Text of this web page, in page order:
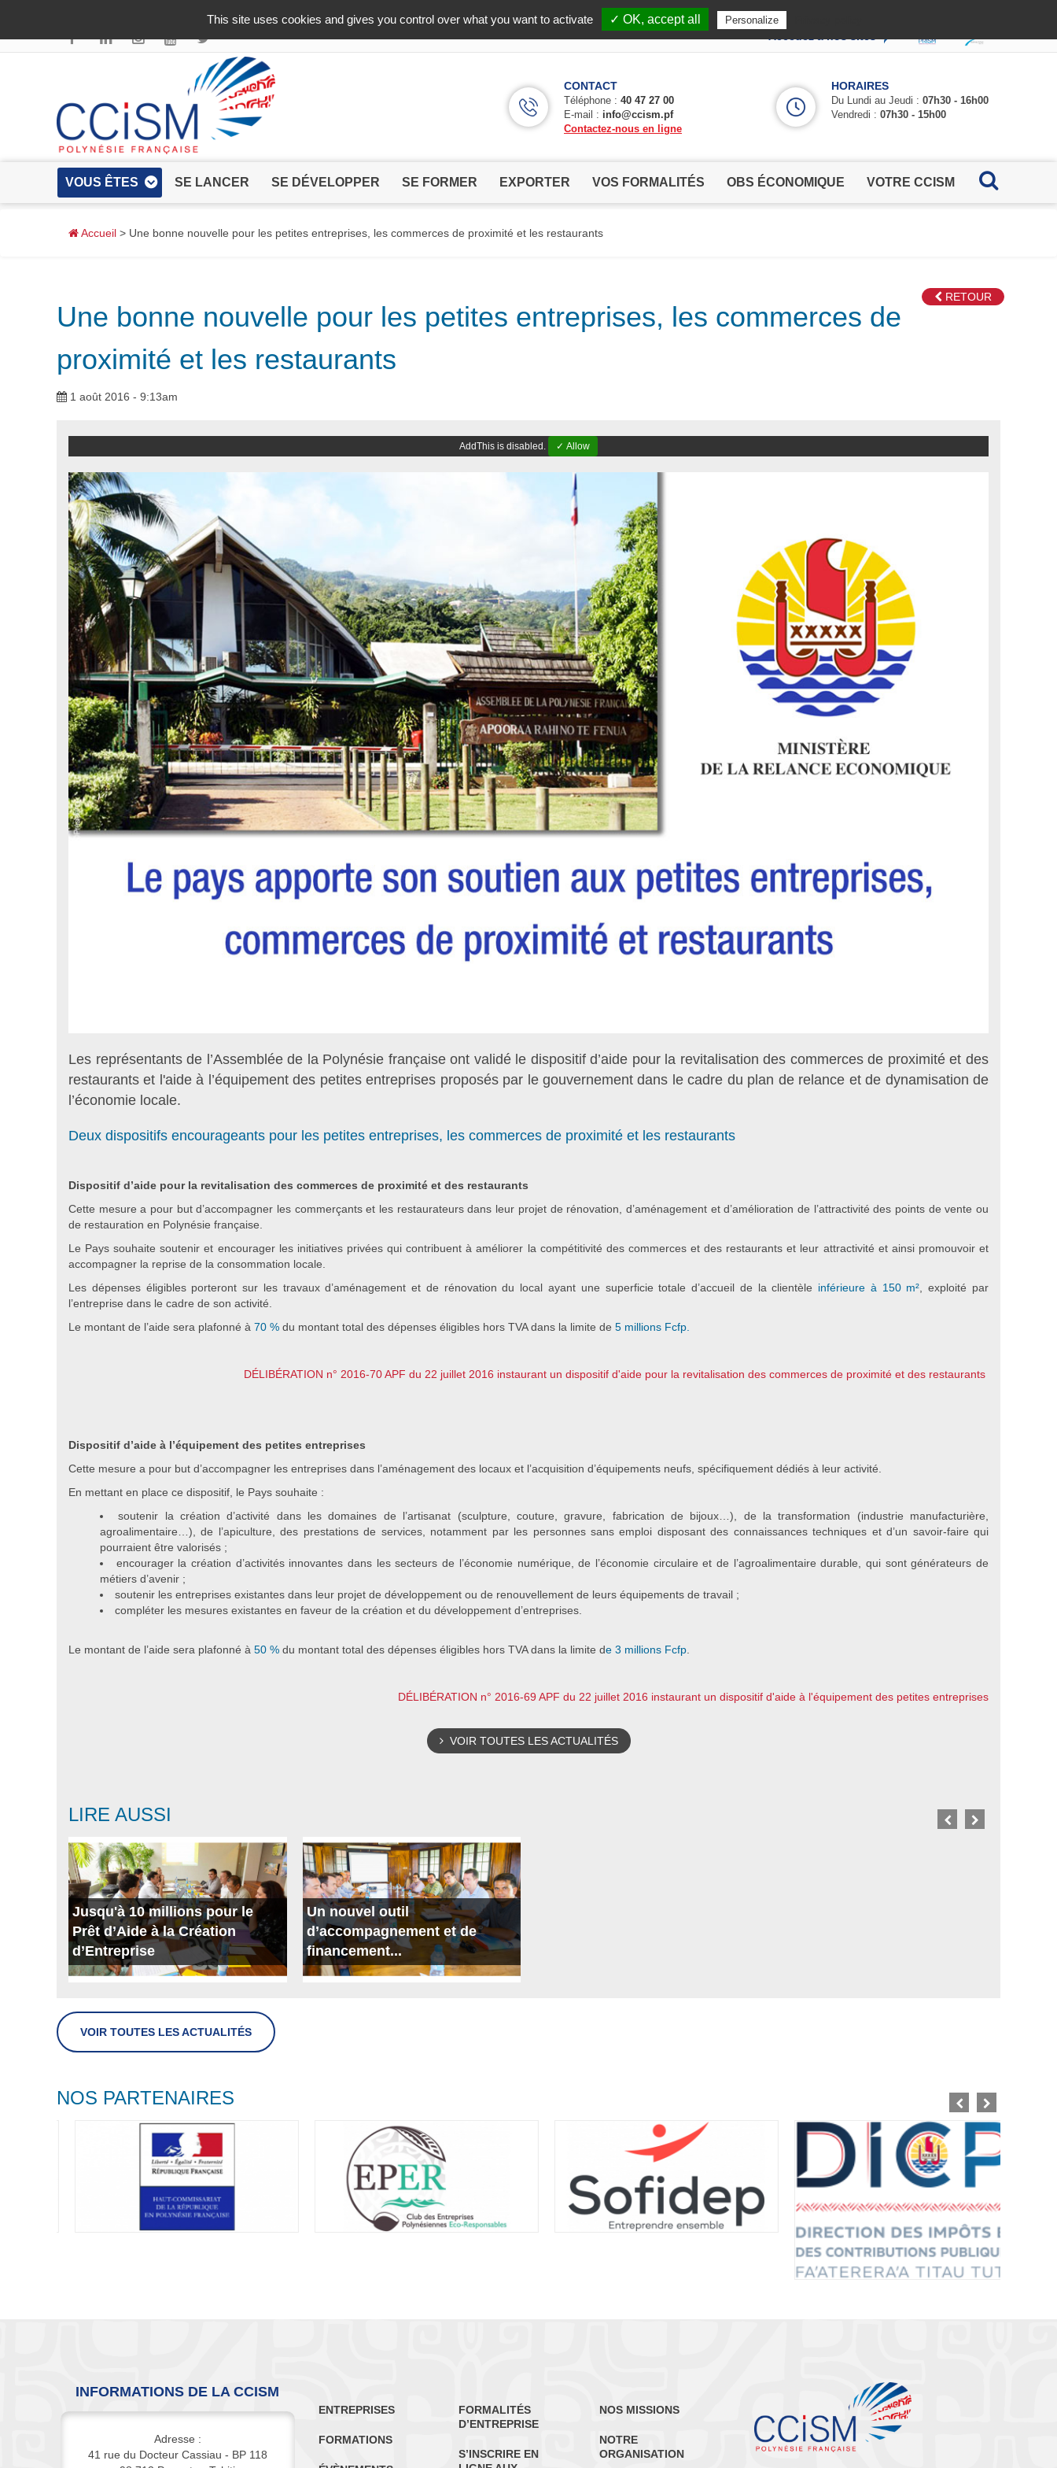
✓ Allow
CONTACT
Téléphone : 40 47 27 00
E-mail : info@ccism.pf
Contactez-nous en ligne
HORAIRES
Du Lundi au Jeudi : 07h30 - 16h00
Vendredi : 07h30 - 15h00
VOUS ÊTES SE LANCER SE DÉVELOPPER SE FORMER EXPORTER VOS FORMALITÉS OBS ÉCONOMIQUE VOTRE CCISM
Accueil > Une bonne nouvelle pour les petites entreprises, les commerces de proximité et les restaurants
RETOUR
Une bonne nouvelle pour les petites entreprises, les commerces de
proximité et les restaurants
1 août 2016 - 9:13am
AddThis is disabled. ✓ Allow
Les représentants de l’Assemblée de la Polynésie française ont validé le dispositif d’aide pour la revitalisation des commerces de proximité et des
restaurants et l'aide à l’équipement des petites entreprises proposés par le gouvernement dans le cadre du plan de relance et de dynamisation de
l’économie locale.
Deux dispositifs encourageants pour les petites entreprises, les commerces de proximité et les restaurants
Dispositif d’aide pour la revitalisation des commerces de proximité et des restaurants
Cette mesure a pour but d’accompagner les commerçants et les restaurateurs dans leur projet de rénovation, d’aménagement et d’amélioration de l’attractivité des points de vente ou
de restauration en Polynésie française.
Le Pays souhaite soutenir et encourager les initiatives privées qui contribuent à améliorer la compétitivité des commerces et des restaurants et leur attractivité et ainsi promouvoir et
accompagner la reprise de la consommation locale.
Les dépenses éligibles porteront sur les travaux d’aménagement et de rénovation du local ayant une superficie totale d’accueil de la clientèle inférieure à 150 m² , exploité par
l’entreprise dans le cadre de son activité.
Le montant de l’aide sera plafonné à 70 % du montant total des dépenses éligibles hors TVA dans la limite de 5 millions Fcfp.
DÉLIBÉRATION n° 2016-70 APF du 22 juillet 2016 instaurant un dispositif d'aide pour la revitalisation des commerces de proximité et des restaurants
Dispositif d’aide à l’équipement des petites entreprises
Cette mesure a pour but d’accompagner les entreprises dans l’aménagement des locaux et l’acquisition d’équipements neufs, spécifiquement dédiés à leur activité.
En mettant en place ce dispositif, le Pays souhaite :
soutenir la création d’activité dans les domaines de l’artisanat (sculpture, couture, gravure, fabrication de bijoux…), de la transformation (industrie manufacturière,
agroalimentaire…), de l’apiculture, des prestations de services, notamment par les personnes sans emploi disposant des connaissances techniques et d’un savoir-faire qui
pourraient être valorisés ;
encourager la création d’activités innovantes dans les secteurs de l’économie numérique, de l’économie circulaire et de l’agroalimentaire durable, qui sont générateurs de
métiers d’avenir ;
soutenir les entreprises existantes dans leur projet de développement ou de renouvellement de leurs équipements de travail ;
compléter les mesures existantes en faveur de la création et du développement d’entreprises.
Le montant de l’aide sera plafonné à 50 % du montant total des dépenses éligibles hors TVA dans la limite de 3 millions Fcfp
DÉLIBÉRATION n° 2016-69 APF du 22 juillet 2016 instaurant un dispositif d'aide à l'équipement des petites entreprises
VOIR TOUTES LES ACTUALITÉS
LIRE AUSSI
Jusqu'à 10 millions pour le
Prêt d’Aide à la Création
d’Entreprise
Un nouvel outil
d’accompagnement et de
financement...
VOIR TOUTES LES ACTUALITÉS
NOS PARTENAIRES
INFORMATIONS DE LA CCISM
Adresse :
41 rue du Docteur Cassiau - BP 118
ENTREPRISES
FORMATIONS
FORMALITÉS
D’ENTREPRISE
S’INSCRIRE EN
NOS MISSIONS
NOTRE
ORGANISATION
This site uses cookies and gives you control over what you want to activate ✓ OK, accept all Personalize